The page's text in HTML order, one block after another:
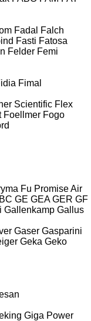
Fadal
Falch
Fasti Fatosa
Felder Femi
Fimal
Scientific Flex
Foellmer Fogo
Fu Promise Air
GE GEA GER GF
Gallenkamp Gallus
Gaser Gasparini
Geka Geko
Giga Power